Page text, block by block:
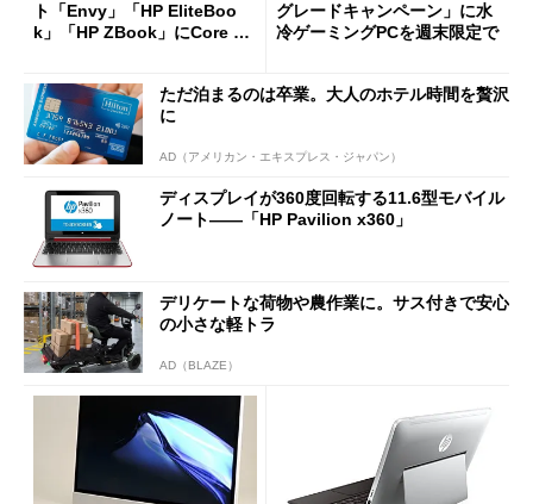
ト「Envy」「HP EliteBoo
k」「HP ZBook」にCore Ult
グレードキャンペーン」に水
冷ゲーミングPCを週末限定で
ただ泊まるのは卒業。大人のホテル時間を贅沢
に
AD（アメリカン・エキスプレス・ジャパン）
ディスプレイが360度回転する11.6型モバイル
ノート――「HP Pavilion x360」
デリケートな荷物や農作業に。サス付きで安心
の小さな軽トラ
AD（BLAZE）